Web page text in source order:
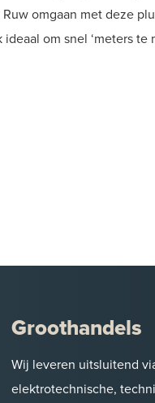
omgaan met deze
om snel ‘meters te
Groothandels
Wij leveren uitsluitend
elektrotechnische,